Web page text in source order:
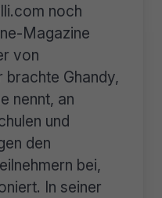
noch
Magazine
von
brachte Ghandy,
nennt, an
und
den
bei,
In seiner